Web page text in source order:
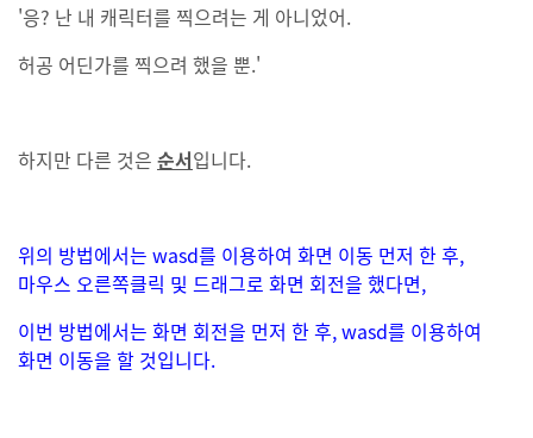
'응? 난 내 캐릭터를 찍으려는 게 아니었어.
허공 어딘가를 찍으려 했을 뿐.'
하지만 다른 것은 순서입니다.
위의 방법에서는 wasd를 이용하여 화면 이동 먼저 한 후,
마우스 오른쪽클릭 및 드래그로 화면 회전을 했다면,
이번 방법에서는 화면 회전을 먼저 한 후, wasd를 이용하여
화면 이동을 할 것입니다.